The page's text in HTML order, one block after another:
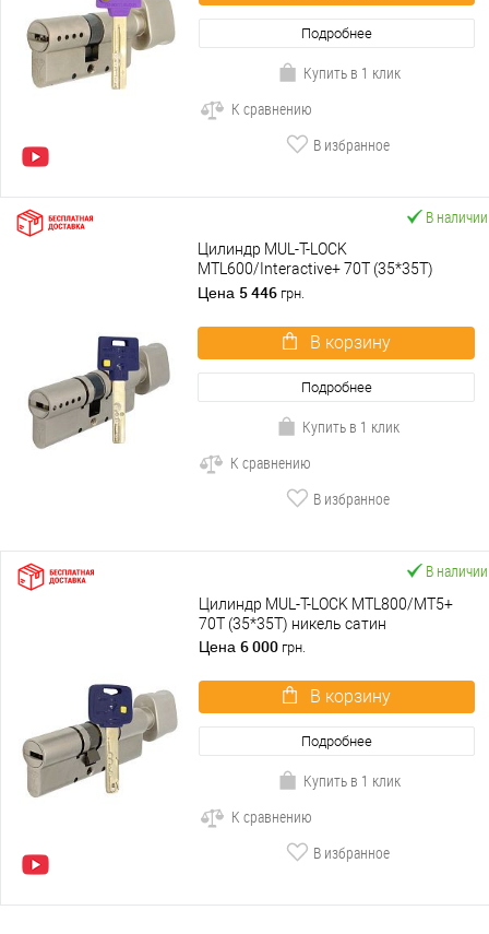
Подробнее
Купить в 1 клик
К сравнению
В избранное
В наличии
Цилиндр MUL-T-LOCK
MTL600/Interactive+ 70T (35*35T)
никель сатин
Цена 5 446 грн.
В корзину
Подробнее
Купить в 1 клик
К сравнению
В избранное
В наличии
Цилиндр MUL-T-LOCK MTL800/MT5+
70T (35*35T) никель сатин
Цена 6 000 грн.
В корзину
Подробнее
Купить в 1 клик
К сравнению
В избранное